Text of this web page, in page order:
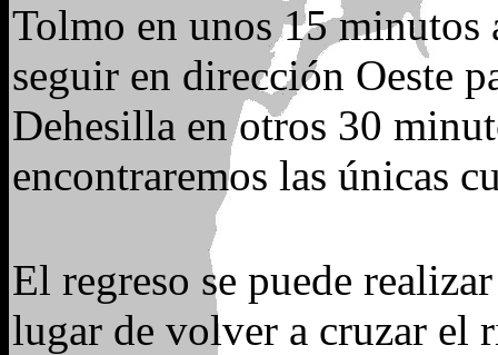
Tolmo en unos 15 minutos
seguir en dirección Oeste
Dehesilla en otros 30
encontraremos las únicas
El regreso se puede
lugar de volver a cruzar el